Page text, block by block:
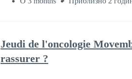
Jeudi de l'oncologie
rassurer ?